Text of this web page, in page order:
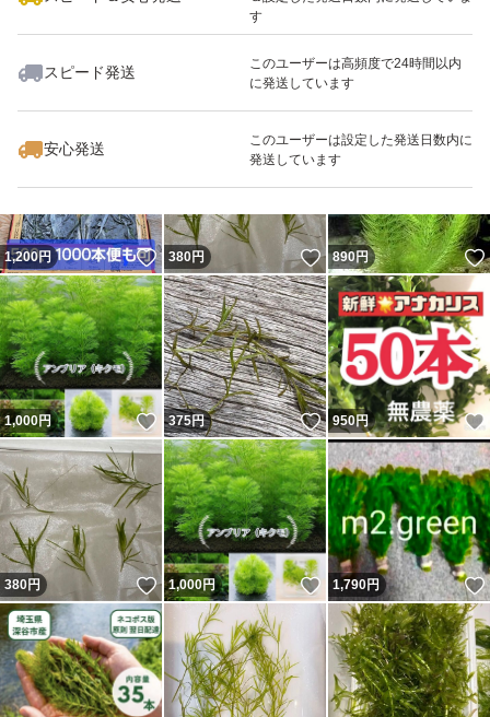
す
スピード発送
このユーザーは高頻度で24時間以内
に発送しています
安心発送
このユーザーは設定した発送日数内に
発送しています
いいね！
350
1,200円 いいね！
380円 いいね！
890円
1,000円 いいね！
375円 いいね！
950円
380円 いいね！
1,000円 いいね！
1,790円